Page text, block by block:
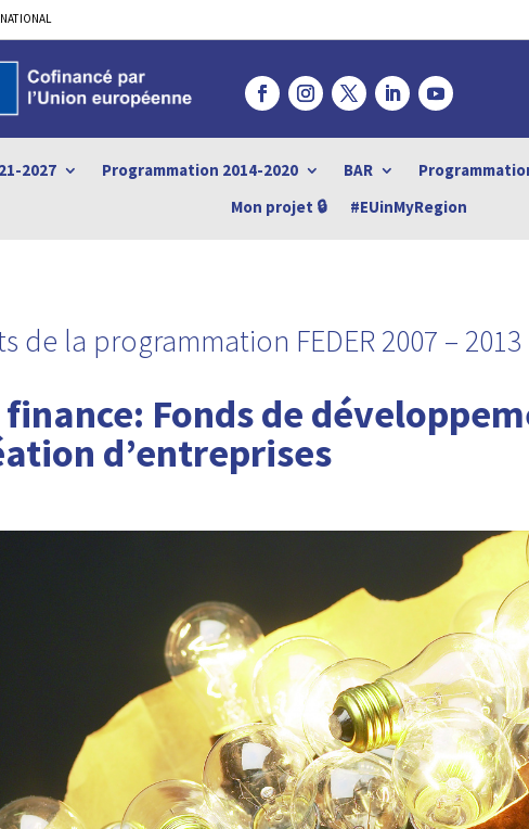
2027 Programmation 2014-2020 BAR
Mon projet 🔒
#EUinMyRegion
de la programmation FEDER 2007 – 2013
Fonds de
d’entreprises